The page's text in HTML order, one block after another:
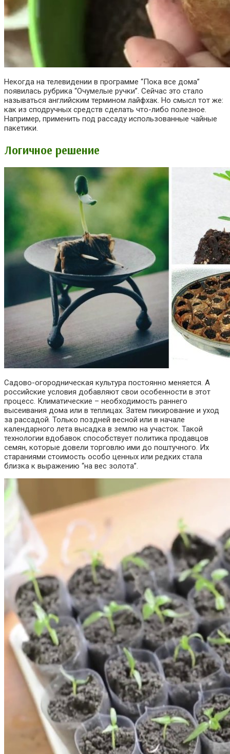
Некогда на телевидении в программе “Пока все дома”
появилась рубрика “Очумелые ручки”. Сейчас это стало
называться английским термином лайфхак. Но смысл тот же:
как из сподручных средств сделать что-либо полезное.
Например, применить под рассаду использованные чайные
пакетики.
Логичное решение
Садово-огородническая культура постоянно меняется. А
российские условия добавляют свои особенности в этот
процесс. Климатические – необходимость раннего
высеивания дома или в теплицах. Затем пикирование и уход
за рассадой. Только поздней весной или в начале
календарного лета высадка в землю на участок. Такой
технологии вдобавок способствует политика продавцов
семян, которые довели торговлю ими до поштучного. Их
стараниями стоимость особо ценных или редких стала
близка к выражению “на вес золота”.